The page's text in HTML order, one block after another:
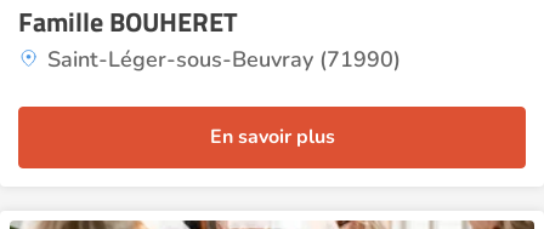
Famille BOUHERET
Saint-Léger-sous-Beuvray (71990)
En savoir plus